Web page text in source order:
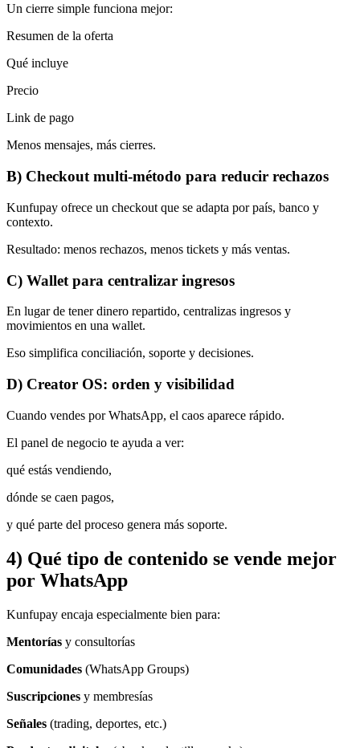
Un cierre simple funciona mejor:
Resumen de la oferta
Qué incluye
Precio
Link de pago
Menos mensajes, más cierres.
B) Checkout multi-método para reducir rechazos
Kunfupay ofrece un checkout que se adapta por país, banco y
contexto.
Resultado: menos rechazos, menos tickets y más ventas.
C) Wallet para centralizar ingresos
En lugar de tener dinero repartido, centralizas ingresos y
movimientos en una wallet.
Eso simplifica conciliación, soporte y decisiones.
D) Creator OS: orden y visibilidad
Cuando vendes por WhatsApp, el caos aparece rápido.
El panel de negocio te ayuda a ver:
qué estás vendiendo,
dónde se caen pagos,
y qué parte del proceso genera más soporte.
4) Qué tipo de contenido se vende mejor
por WhatsApp
Kunfupay encaja especialmente bien para:
Mentorías y consultorías
Comunidades (WhatsApp Groups)
Suscripciones y membresías
Señales (trading, deportes, etc.)